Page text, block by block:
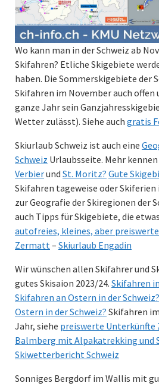
Wo kann man in der Schweiz ab
Skifahren? Etliche Skigebiete
haben. Die Sommerskigebiete der
Skifahren im November auch offen
ganze Jahr sein
Wetter zulässt). Siehe auch gratis
Skiurlaub Schweiz ist auch eine
Schweiz Urlaubsseite. Mehr
Verbierund St. Moritz? Gute
Skifahren tageweise oder
zur Geografie der Skiregionen der
auch Tipps für Skigebiete, die
autofreies, kleines, aber
Zermatt– Skiurlaub Engadin
Wir wünschen allen Skifahrer und
gutes Skisaion 2023/24. Skifahren
Skifahren an Ostern in der
Ostern in der Schweiz? Skifahren
Jahr, siehe preiswerte Unterkünfte
Balmberg mit Alpakatrekking und
Skiwetterbericht Schweiz
Sonniges Bergdorf im Wallis mit